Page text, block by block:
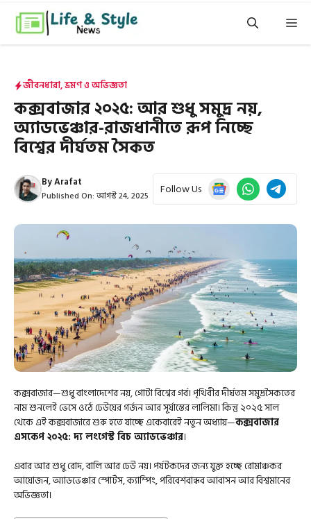
এড়িেয়
লেখায়
জীবনধারা,ভ্রমণ ও অভিজ্ঞতা
কক্সবাজার ২০২৫: আর শুধু সমুদ্র নয়,
অ্যাডভেঞ্চার-রাজধানীতে রূপ নিচ্ছে
বিশ্বের দীর্ঘতম সৈকত
ByArafat
Published On:আগস্ট 24, 2025 Follow Us
কক্সবাজার—শুধু বাংলাদেশের নয়, গোটা বিশ্বের গর্ব। পৃথিবীর দীর্ঘতম সমুদ্রসৈকতের
নাম শুনলেই ভেসে ওঠে ঢেউয়ের গর্জন আর সূর্যাস্তের লালিমা। কিন্তু ২০২৫ সাল
থেকে এই কক্সবাজারে শুরু হতে যাচ্ছে একেবারেই নতুন অধ্যায়—কক্সবাজার
এসকেপ ২০২৫: দ্য লংগেস্ট বিচ অ্যাডভেঞ্চার।
এবার আর শুধু রোদ, বালি আর ঢেউ নয়। পর্যটকদের জন্য যুক্ত হচ্ছে রোমাঞ্চকর
আয়োজন, অ্যাডভেঞ্চার স্পোর্টস, ক্যাম্পিং, পরিবেশবান্ধব আবাসন আর বিশ্বমানের
অভিজ্ঞতা।